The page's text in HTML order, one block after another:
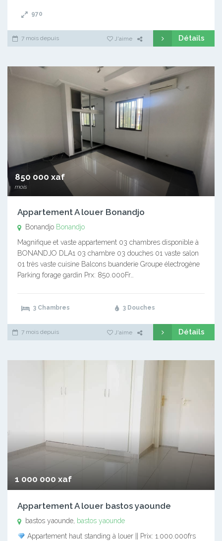
970
7 mois depuis J'aime Détails
850 000 xaf
mois
Appartement A louer Bonandjo
Bonandjo Bonandjo
Magnifique et vaste appartement 03 chambres disponible à
BONANDJO DLA1 03 chambre 03 douches 01 vaste salon
01 très vaste cuisine Balcons buanderie Groupe électrogène
Parking forage gardin Prx: 850.000Fr…
3 Chambres 3 Douches
7 mois depuis J'aime Détails
1 000 000 xaf
Appartement A louer bastos yaounde
bastos yaounde, bastos yaounde
Appartement haut standing à louer || Prix: 1.000.000frs